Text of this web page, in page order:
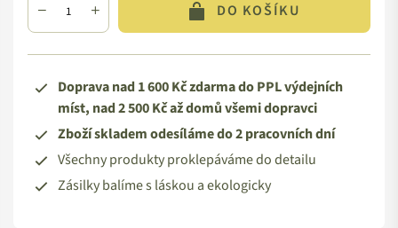
DO KOŠÍKU
Doprava nad 1 600 Kč zdarma do PPL výdejních
míst, nad 2 500 Kč až domů všemi dopravci
Zboží skladem odesíláme do 2 pracovních dní
Všechny produkty proklepáváme do detailu
Zásilky balíme s láskou a ekologicky